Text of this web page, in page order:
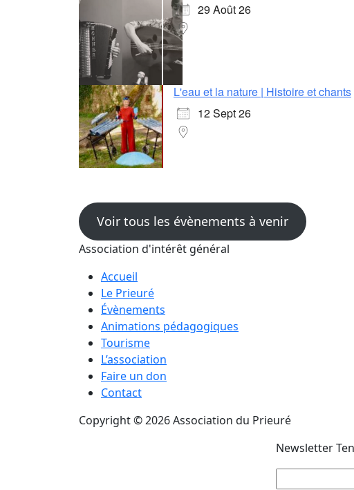
29 Août 26
L'eau et la nature | Histoire et chants
12 Sept 26
Voir tous les évènements à venir
Association d'intérêt général
Accueil
Le Prieuré
Évènements
Animations pédagogiques
Tourisme
L’association
Faire un don
Contact
Copyright © 2026 Association du Prieuré
Newsletter